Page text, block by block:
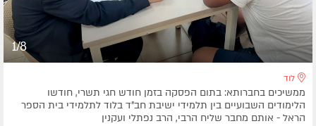
1/8
לוד
ממשיכים בחברותא: בתום הפסקה בזמן חודש חגי תשרי, חודשו
הלימודים השבועיים בין תלמידי ישיבת חב"ד בלוד לתלמידי בית הספר
הראל - אותם מחבר שליח הרבי, הרב נפתלי ועקנין